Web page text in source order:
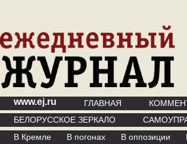
www.ej.ru ГЛАВНАЯ
БЕЛОРУССКОЕ ЗЕРКАЛО
В Кремле
В погонах В оппозиции